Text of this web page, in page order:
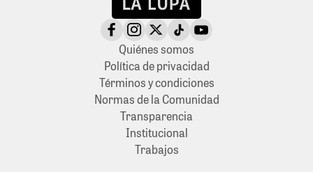
Quiénes somos
Política de privacidad
Términos y condiciones
Normas de la Comunidad
Transparencia
Institucional
Trabajos